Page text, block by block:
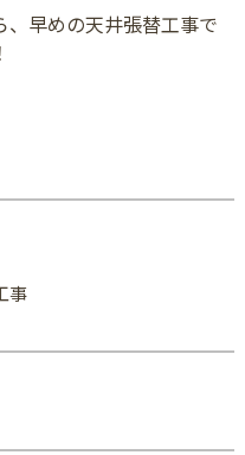
早めの天井張替工事で
事